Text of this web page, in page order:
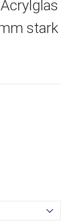
stark